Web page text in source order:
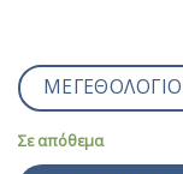
ΜΕΓΕΘΟΛΟΓΙΟ
Σε απόθεμα